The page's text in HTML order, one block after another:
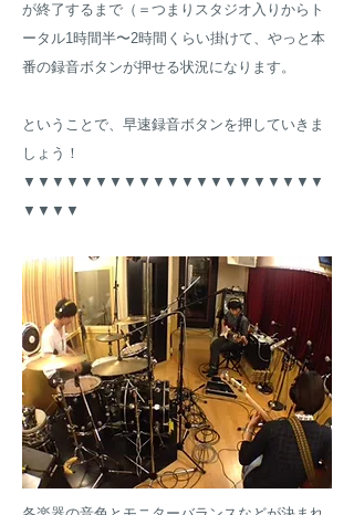
が終了するまで（＝つまりスタジオ入りからト
ータル1時間半〜2時間くらい掛けて、やっと本
番の録音ボタンが押せる状況になります。
ということで、早速録音ボタンを押していきま
しょう！
▼ ▼ ▼ ▼ ▼ ▼ ▼ ▼ ▼ ▼ ▼ ▼ ▼ ▼ ▼ ▼ ▼ ▼ ▼ ▼ ▼
▼ ▼ ▼ ▼